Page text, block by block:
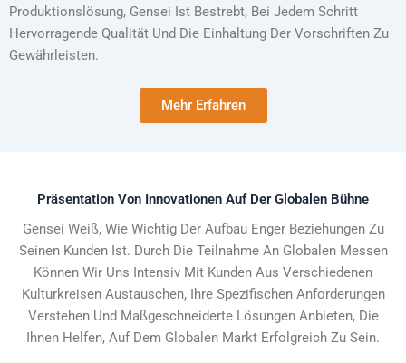
Produktionslösung, Gensei Ist Bestrebt, Bei Jedem Schritt
Hervorragende Qualität Und Die Einhaltung Der Vorschriften Zu
Gewährleisten.
Mehr Erfahren
Präsentation Von Innovationen Auf Der Globalen Bühne
Gensei Weiß, Wie Wichtig Der Aufbau Enger Beziehungen Zu
Seinen Kunden Ist. Durch Die Teilnahme An Globalen Messen
Können Wir Uns Intensiv Mit Kunden Aus Verschiedenen
Kulturkreisen Austauschen, Ihre Spezifischen Anforderungen
Verstehen Und Maßgeschneiderte Lösungen Anbieten, Die
Ihnen Helfen, Auf Dem Globalen Markt Erfolgreich Zu Sein.